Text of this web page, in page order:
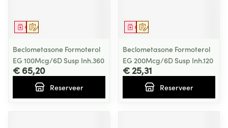
Op voorschrift
Geneesmiddel
Beclometasone Formoterol
EG 100Mcg/6D Susp Inh.360
€ 65,20
Reserveer
Op voorschrift
Geneesmiddel
Beclometasone Formoterol
EG 200Mcg/6D Susp Inh.120
€ 25,31
Reserveer